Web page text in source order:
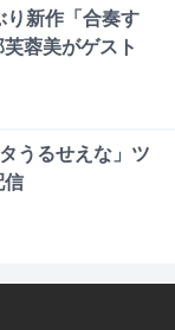
新作「合奏す
蓉美がゲスト
うるせえな」ツ
信